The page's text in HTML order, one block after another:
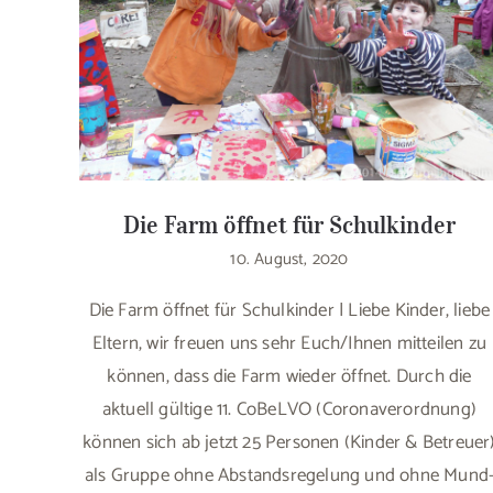
Die Farm öffnet für Schulkinder
10. August, 2020
Die Farm öffnet für Schulkinder | Liebe Kinder, liebe
Eltern, wir freuen uns sehr Euch/Ihnen mitteilen zu
können, dass die Farm wieder öffnet. Durch die
aktuell gültige 11. CoBeLVO (Coronaverordnung)
können sich ab jetzt 25 Personen (Kinder &
als Gruppe ohne Abstandsregelung und ohne